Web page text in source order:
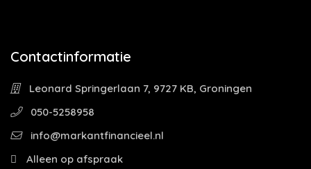
Contactinformatie
Leonard Springerlaan 7, 9727 KB, Groningen
050-5258958
info@markantfinancieel.nl
Alleen op afspraak